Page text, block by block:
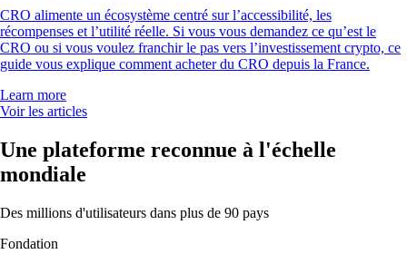
CRO alimente un écosystème centré sur l’accessibilité, les
récompenses et l’utilité réelle. Si vous vous demandez ce qu’est le
CRO ou si vous voulez franchir le pas vers l’investissement crypto, ce
guide vous explique comment acheter du CRO depuis la France.
Learn more
Voir les articles
Une plateforme reconnue à l'échelle
mondiale
Des millions d'utilisateurs dans plus de 90 pays
Fondation